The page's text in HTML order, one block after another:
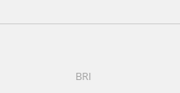
Monitor
Monitor
BRI